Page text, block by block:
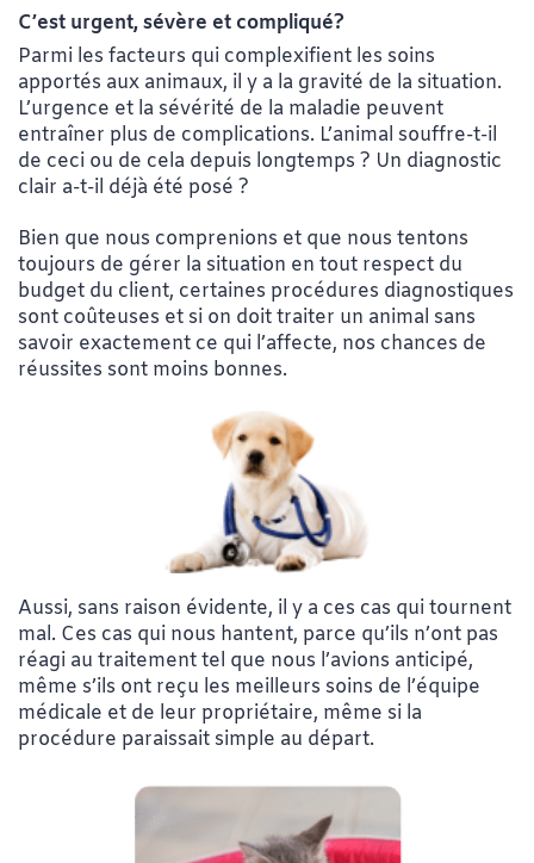
C’est urgent, sévère et compliqué?
Parmi les facteurs qui complexifient les soins
apportés aux animaux, il y a la gravité de la situation.
L’urgence et la sévérité de la maladie peuvent
entraîner plus de complications. L’animal souffre-t-il
de ceci ou de cela depuis longtemps ? Un diagnostic
clair a-t-il déjà été posé ?
Bien que nous comprenions et que nous tentons
toujours de gérer la situation en tout respect du
budget du client, certaines procédures diagnostiques
sont coûteuses et si on doit traiter un animal sans
savoir exactement ce qui l’affecte, nos chances de
réussites sont moins bonnes.
Aussi, sans raison évidente, il y a ces cas qui tournent
mal. Ces cas qui nous hantent, parce qu’ils n’ont pas
réagi au traitement tel que nous l’avions anticipé,
même s’ils ont reçu les meilleurs soins de l’équipe
médicale et de leur propriétaire, même si la
procédure paraissait simple au départ.